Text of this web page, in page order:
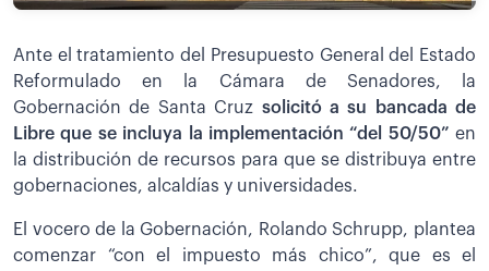
Ante el tratamiento del Presupuesto General del Estado
Reformulado en la Cámara de Senadores, la
Gobernación de Santa Cruz solicitó a su bancada de
Libre que se incluya la implementación “del 50/50” en
la distribución de recursos para que se distribuya entre
gobernaciones, alcaldías y universidades.
El vocero de la Gobernación, Rolando Schrupp, plantea
comenzar “con el impuesto más chico”, que es el